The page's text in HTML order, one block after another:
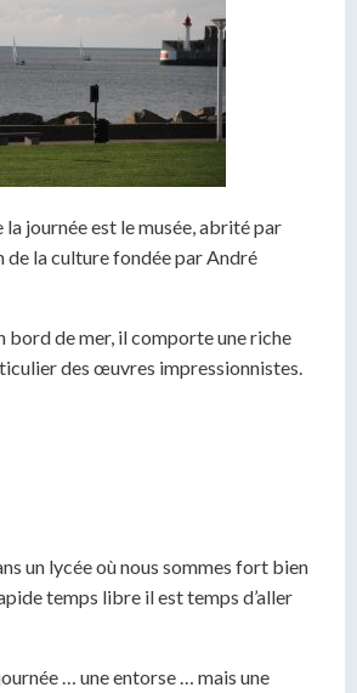
journée est le musée, abrité par
de la culture fondée par André
bord de mer, il comporte une riche
des œuvres impressionnistes.
un lycée où nous sommes fort bien
temps libre il est temps d’aller
… une entorse … mais une